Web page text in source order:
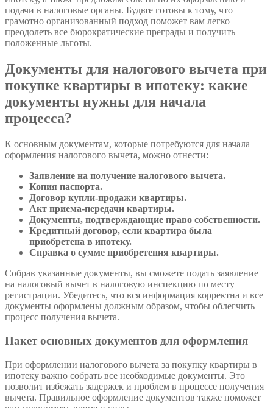
подачи в налоговые органы. Будьте готовы к тому, что
грамотно организованный подход поможет вам легко
преодолеть все бюрократические преграды и получить
положенные льготы.
Документы для налогового вычета при
покупке квартиры в ипотеку: какие
документы нужны для начала
процесса?
К основным документам, которые потребуются для начала
оформления налогового вычета, можно отнести:
Заявление на получение налогового вычета.
Копия паспорта.
Договор купли-продажи квартиры.
Акт приема-передачи квартиры.
Документы, подтверждающие право собственности.
Кредитный договор, если квартира была
приобретена в ипотеку.
Справка о сумме приобретения квартиры.
Собрав указанные документы, вы сможете подать заявление
на налоговый вычет в налоговую инспекцию по месту
регистрации. Убедитесь, что вся информация корректна и все
документы оформлены должным образом, чтобы облегчить
процесс получения вычета.
Пакет основных документов для оформления
При оформлении налогового вычета за покупку квартиры в
ипотеку важно собрать все необходимые документы. Это
позволит избежать задержек и проблем в процессе получения
вычета. Правильное оформление документов также поможет